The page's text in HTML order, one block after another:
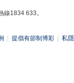
線1834 633。
提倡有節制博彩 私